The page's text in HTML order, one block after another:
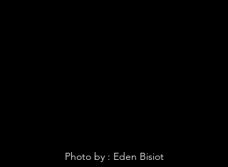
Photo by : Eden Bisiot